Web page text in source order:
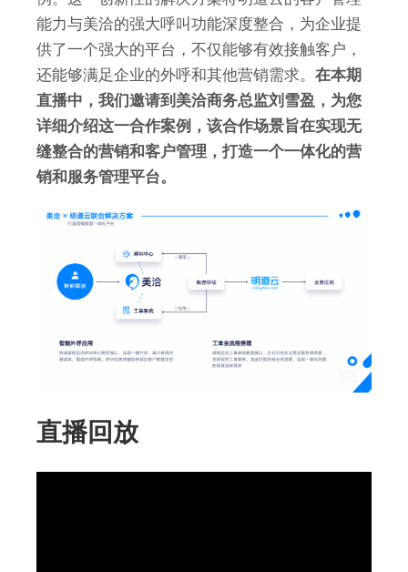
能力与美洽的强大呼叫功能深度整合，为企业提
供了一个强大的平台，不仅能够有效接触客户，
还能够满足企业的外呼和其他营销需求。 在本期
直播中，我们邀请到美洽商务总监刘雪盈，为您
详细介绍这一合作案例，该合作场景旨在实现无
缝整合的营销和客户管理，打造一个一体化的营
销和服务管理平台。
直播回放